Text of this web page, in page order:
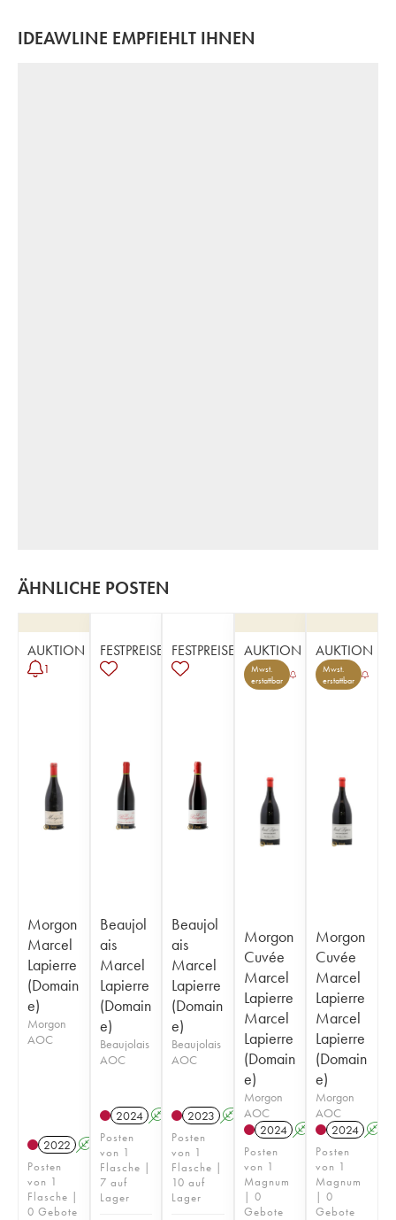
IDEAWLINE EMPFIEHLT IHNEN
ÄHNLICHE POSTEN
AUKTION
1
Morgon
Marcel
Lapierre
(Domain
e)
Morgon
AOC
2022 A S
Posten
von 1
Flasche |
0 Gebote
FESTPREISE
Beaujol
ais
Marcel
Lapierre
(Domain
e)
Beaujolais
AOC
2024 A S
Posten
von 1
Flasche |
7 auf
Lager
FESTPREISE
Beaujol
ais
Marcel
Lapierre
(Domain
e)
Beaujolais
AOC
2023 A S
Posten
von 1
Flasche |
10 auf
Lager
AUKTION
Mwst.
erstattbar
Morgon
Cuvée
Marcel
Lapierre
Marcel
Lapierre
(Domain
e)
Morgon
AOC
2024 A S
Posten
von 1
Magnum
| 0
Gebote
AUKTION
Mwst.
erstattbar
Morgon
Cuvée
Marcel
Lapierre
Marcel
Lapierre
(Domain
e)
Morgon
AOC
2024 A
Posten
von 1
Magnum
| 0
Gebote